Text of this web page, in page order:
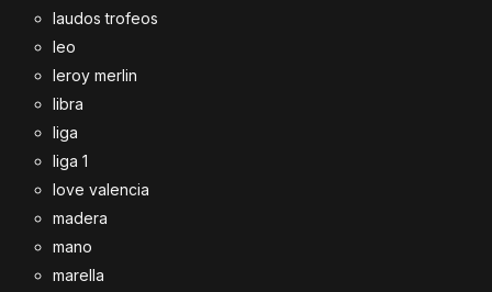
laudos trofeos
leo
leroy merlin
libra
liga
liga 1
love valencia
madera
mano
marella